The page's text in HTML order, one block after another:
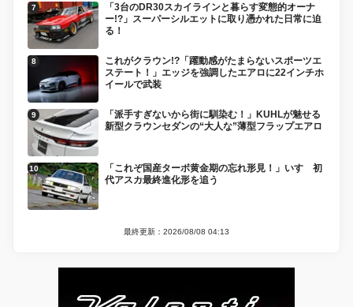
「3台のDR30スカイラインと暮らす変態的オーナ
ー!?」スーパーシルエットに取り憑かれた日常に迫
る！
これがクラウン!?「躍動感がたまらないスポーツエ
ステート！」エッジを強調したエアロに22インチホ
イールで武装
「派手すぎないから街に馴染む！」KUHLが魅せる
新型クラウンセダンの“大人な”薄型フラップエアロ
「これぞ国産ターボ黄金期の忘れ形見！」いすゞ初
代アスカ最終進化形を追う
最終更新：2026/08/08 04:13